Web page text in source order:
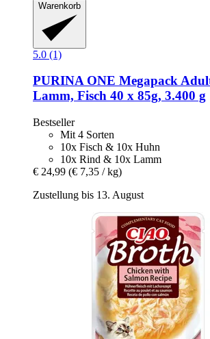
Warenkorb
5.0 (1)
PURINA ONE Megapack
Lamm, Fisch 40 x 85g, 3.400 g
Bestseller
Mit 4 Sorten
10x Fisch & 10x Huhn
10x Rind & 10x Lamm
€ 24,99 (€ 7,35 / kg)
Zustellung bis 13. August